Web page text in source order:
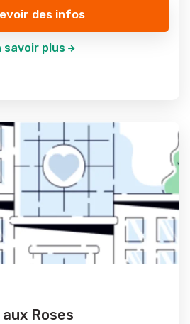
des infos
savoir plus
aux Roses